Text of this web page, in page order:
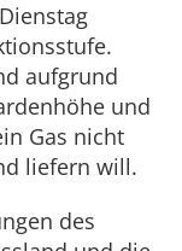
aufgrund
und
Gas nicht
liefern will.
des